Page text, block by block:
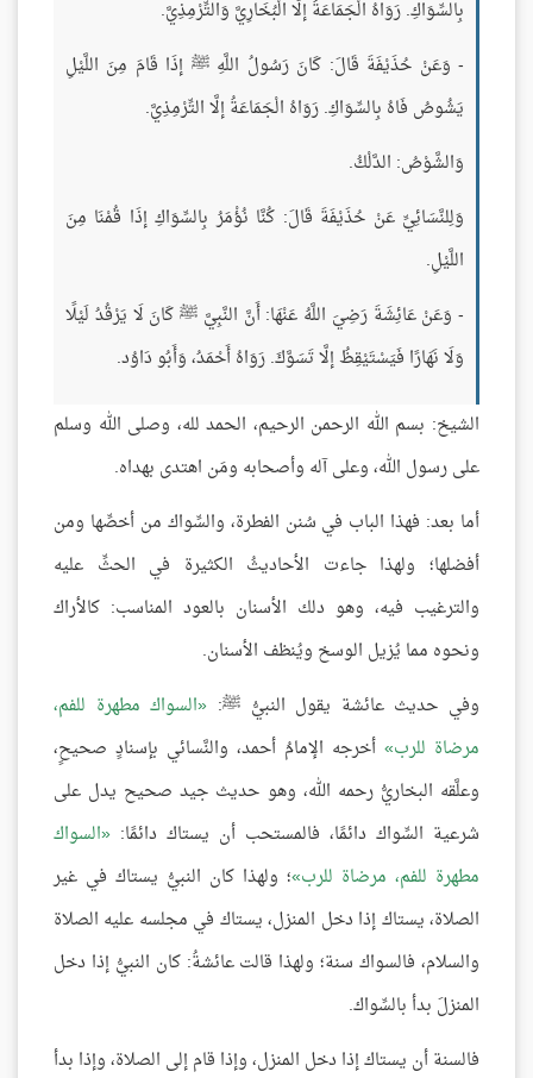
بِالسِّوَاكِ. رَوَاهُ الْجَمَاعَةُ إلَّا الْبُخَارِيَّ وَالتِّرْمِذِيَّ.
- وَعَنْ حُذَيْفَةَ قَالَ: كَانَ رَسُولُ اللَّهِ ﷺ إذَا قَامَ مِنَ اللَّيْلِ
يَشُوصُ فَاهُ بِالسِّوَاكِ. رَوَاهُ الْجَمَاعَةُ إلَّا التِّرْمِذِيَّ.
وَالشَّوْصُ: الدَّلْكُ.
وَلِلنَّسَائِيِّ عَنْ حُذَيْفَةَ قَالَ: كُنَّا نُؤْمَرُ بِالسِّوَاكِ إذَا قُمْنَا مِنَ
اللَّيْلِ.
- وَعَنْ عَائِشَةَ رَضِيَ اللَّهُ عَنْهَا: أَنَّ النَّبِيَّ ﷺ كَانَ لَا يَرْقُدُ لَيْلًا
وَلَا نَهَارًا فَيَسْتَيْقِظُ إلَّا تَسَوَّكَ. رَوَاهُ أَحْمَدُ، وَأَبُو دَاوُد.
الشيخ: بسم الله الرحمن الرحيم، الحمد لله، وصلى الله وسلم
على رسول الله، وعلى آله وأصحابه ومَن اهتدى بهداه.
أما بعد: فهذا الباب في سُنن الفطرة، والسِّواك من أخصِّها ومن
أفضلها؛ ولهذا جاءت الأحاديثُ الكثيرة في الحثِّ عليه
والترغيب فيه، وهو دلك الأسنان بالعود المناسب: كالأراك
ونحوه مما يُزيل الوسخ ويُنظف الأسنان.
وفي حديث عائشة يقول النبيُّ ﷺ:
السواك مطهرة للفم،
مرضاة للرب أخرجه الإمامُ أحمد، والنَّسائي بإسنادٍ صحيحٍ،
وعلَّقه البخاريُّ رحمه الله، وهو حديث جيد صحيح يدل على
شرعية السِّواك دائمًا، فالمستحب أن يستاك دائمًا:
السواك
مطهرة للفم، مرضاة للرب ؛ ولهذا كان النبيُّ يستاك في غير
الصلاة، يستاك إذا دخل المنزل، يستاك في مجلسه عليه الصلاة
والسلام، فالسواك سنة؛ ولهذا قالت عائشةُ: كان النبيُّ إذا دخل
المنزلَ بدأ بالسِّواك.
فالسنة أن يستاك إذا دخل المنزل، وإذا قام إلى الصلاة، وإذا بدأ